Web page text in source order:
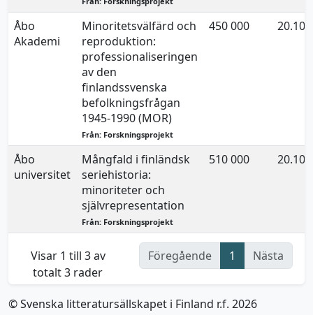
Åbo
Akademi
Minoritetsvälfärd och
reproduktion:
professionaliseringen
av den
finlandssvenska
befolkningsfrågan
1945-1990 (MOR)
Från: Forskningsprojekt
450 000
Åbo
universitet
Mångfald i finländsk
seriehistoria:
minoriteter och
självrepresentation
Från: Forskningsprojekt
510 000
Visar 1 till 3 av
totalt 3 rader
Föregående 1 Nästa
© Svenska litteratursällskapet i Finland r.f. 2026